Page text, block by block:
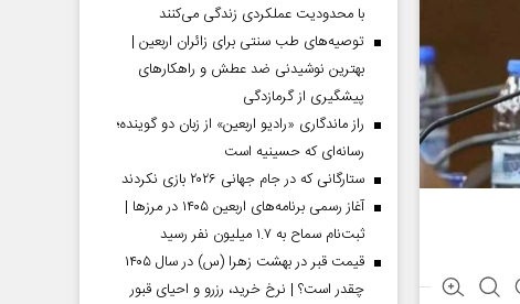
با محدودیت عملکردی زندگی می‌کنند
توصیه‌های طب سنتی برای زائران اربعین |
بهترین نوشیدنی ضد عطش و راهکارهای
پیشگیری از گرمازدگی
راز ماندگاری «رادیو اربعین» از زبان دو گوینده؛
رسانه‌ای که حسینیه است
ستارگانی که در جام جهانی ۲۰۲۶ بازی نکردند
آغاز رسمی برنامه‌های اربعین ۱۴۰۵ در مرز‌ها |
ثبت‌نام سماح به ۱.۷ میلیون نفر رسید
قیمت قبر در بهشت زهرا (س) در سال ۱۴۰۵
چقدر است؟ | نرخ خرید، رزرو و احیای قبور